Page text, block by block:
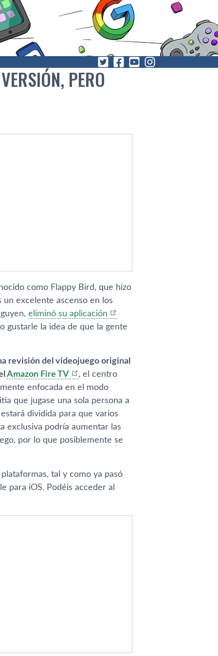
PERO
como Flappy Bird, que hizo
un excelente ascenso en los
eliminó su aplicación
gustarle la idea de que la gente
revisión del videojuego original
Amazon Fire TV
, el centro
enfocada en el modo
que jugase una sola persona a
dividida para que varios
exclusiva podrí­a aumentar las
por lo que posiblemente se
tal y como ya pasó
para iOS. Podéis acceder al